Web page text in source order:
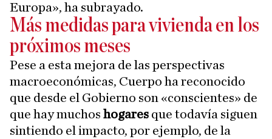
Europa», ha subrayado.
Más medidas para vivienda en los
próximos meses
Pese a esta mejora de las perspectivas
macroeconómicas, Cuerpo ha reconocido
que desde el Gobierno son «conscientes» de
que hay muchos hogares que todavía siguen
sintiendo el impacto, por ejemplo, de la